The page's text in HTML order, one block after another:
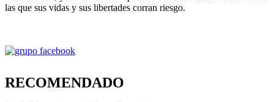
las que sus vidas y sus libertades corran riesgo.
RECOMENDADO